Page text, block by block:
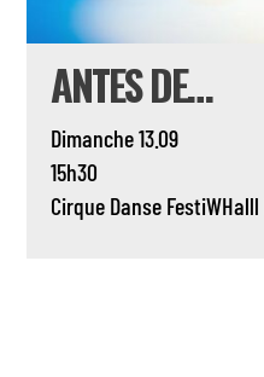
ANTES DE…
Dimanche 13.09
15h30
Cirque Danse FestiWHalll